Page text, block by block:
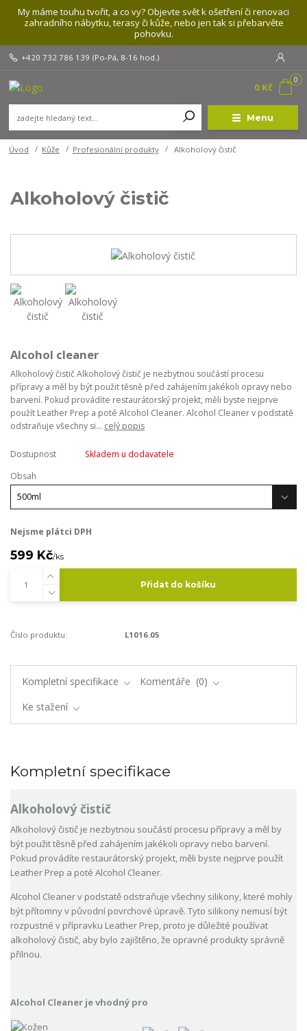
My máme touhu tvořit, a co vy? Objevte svět k ošetření či renovaci
zahradního nábytku, terasy či kůže, nebo jen tak si přebarvěte
pohovku.
Menu
+420 732 786 139 (Po-Pá, 8-16 hod.)
0
0 Kč
Úvod Kůže Profesionální produkty Alkoholový čistič
Alkoholový čistič
Alcohol cleaner
Alkoholový čistič Alkoholový čistič je nezbytnou součástí procesu
přípravy a měl by být použit těsně před zahájením jakékoli opravy nebo
barvení. Pokud provádíte restaurátorský projekt, měli byste nejprve
použít Leather Prep a poté Alcohol Cleaner. Alcohol Cleaner v podstatě
odstraňuje všechny si... celý popis
Dostupnost
Skladem u dodavatele
Obsah
Nejsme plátci DPH
599 Kč/ks
Přidat do košíku
Číslo produktu: L1016.05
Kompletní specifikace Komentáře
0
Ke stažení
Kompletní specifikace
Alkoholový čistič
Alkoholový čistič je nezbytnou součástí procesu přípravy a měl by
být použit těsně před zahájením jakékoli opravy nebo barvení.
Pokud provádíte restaurátorský projekt, měli byste nejprve použít
Leather Prep a poté Alcohol Cleaner.
Alcohol Cleaner v podstatě odstraňuje všechny silikony, které mohly
být přítomny v původní povrchové úpravě. Tyto silikony nemusí být
rozpustné v přípravku Leather Prep, proto je důležité používat
alkoholový čistič, aby bylo zajištěno, že opravné produkty správně
přilnou.
Alcohol Cleaner je vhodný pro